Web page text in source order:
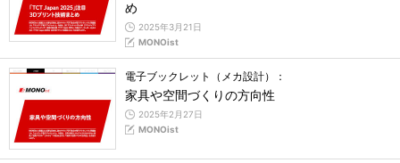
め
2025年3月21日
MONOist
電子ブックレット（メカ設計）：
家具や空間づくりの方向性
2025年2月27日
MONOist